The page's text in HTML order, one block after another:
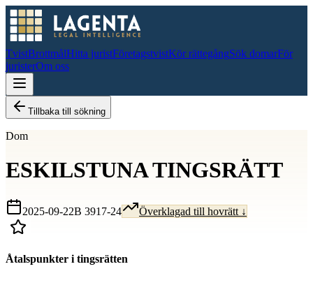
TvistBrottmålHitta juristFöretagstvistKör rättegångSök domarFör
juristerOm oss
Tillbaka till sökning
Dom
ESKILSTUNA TINGSRÄTT
2025-09-22B 3917-24 Överklagad till hovrätt ↓
Åtalspunkter i tingsrätten